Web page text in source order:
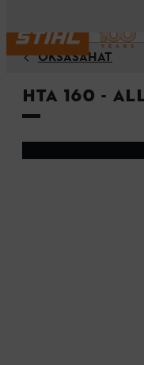
OKSASAHAT
HTA 160 -